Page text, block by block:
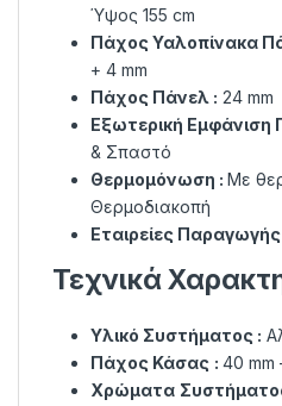
Ύψος 155 cm
Πάχος Υαλοπίνακα
+ 4 mm
Πάχος Πάνελ : 24 mm
Εξωτερική Εμφάνιση
& Σπαστό
Θερμομόνωση : Με
Θερμοδιακοπή
Εταιρείες Παραγωγής
Τεχνικά
Υλικό Συστήματος :
Πάχος Κάσας : 40 mm
Χρώματα